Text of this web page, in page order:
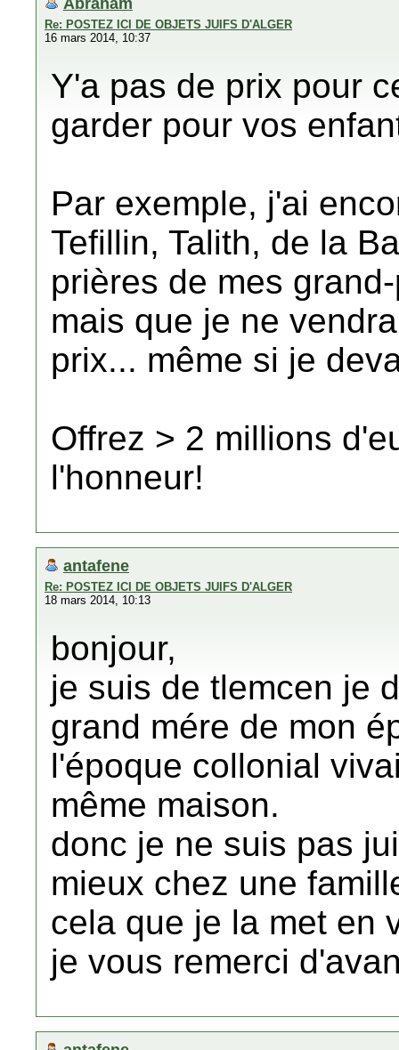
Re: POSTEZ ICI DE OBJETS JUIFS D'ALGER
16 mars 2014, 10:37
Y'a pas de prix pour
garder pour vos
Par exemple, j'ai
Tefillin, Talith, de la
prières de mes
mais que je ne
prix... même si je
Offrez > 2 millions
l'honneur!
antafene
Re: POSTEZ ICI DE OBJETS JUIFS D'ALGER
18 mars 2014, 10:13
bonjour,
je suis de tlemcen je
grand mére de mon
l'époque collonial
même maison.
donc je ne suis pas
mieux chez une
cela que je la met en
je vous remerci